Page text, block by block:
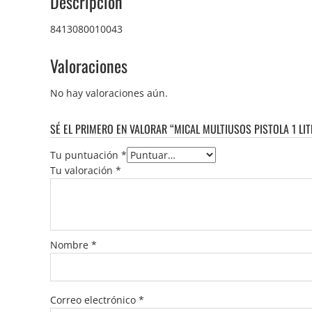
8413080010043
Valoraciones
No hay valoraciones aún.
SÉ EL PRIMERO EN VALORAR “MICAL MULTIUSOS PISTOLA 1
Tu puntuación *
Tu valoración *
Nombre *
Correo electrónico *